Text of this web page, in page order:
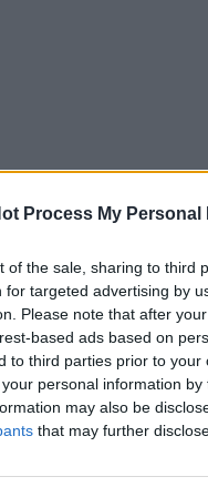
Process My Personal
of the sale, sharing to third
for targeted advertising by
Please note that after
based ads based on
to third parties prior to
personal information
may also be
that may further